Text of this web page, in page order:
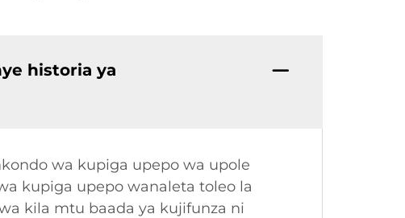
historia ya
wa kupiga upepo wa upole
kupiga upepo wanaleta toleo la
kila mtu baada ya kujifunza ni